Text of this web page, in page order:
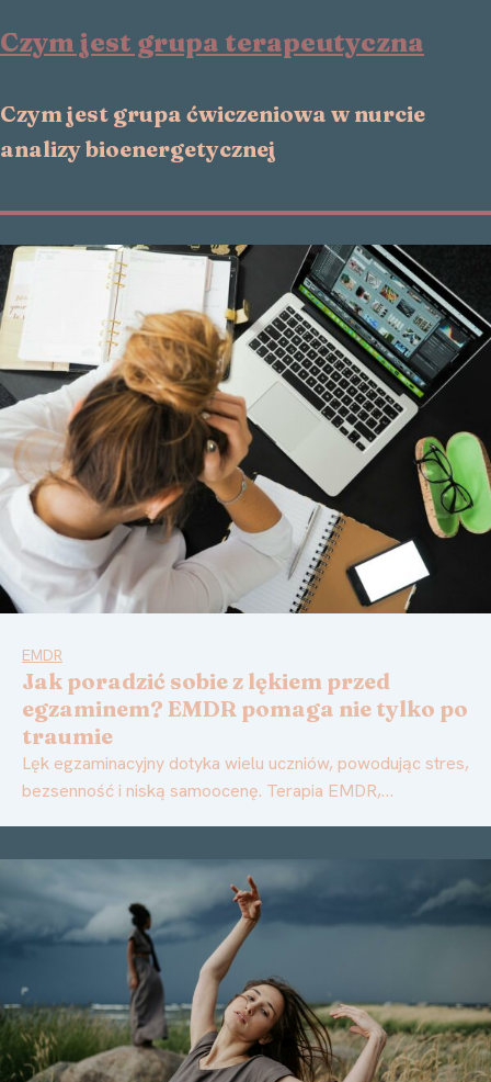
Czym jest grupa terapeutyczna
Czym jest grupa ćwiczeniowa w nurcie
analizy bioenergetycznej
EMDR
Jak poradzić sobie z lękiem przed
egzaminem? EMDR pomaga nie tylko po
traumie
Lęk egzaminacyjny dotyka wielu uczniów, powodując stres,
bezsenność i niską samoocenę. Terapia EMDR,…